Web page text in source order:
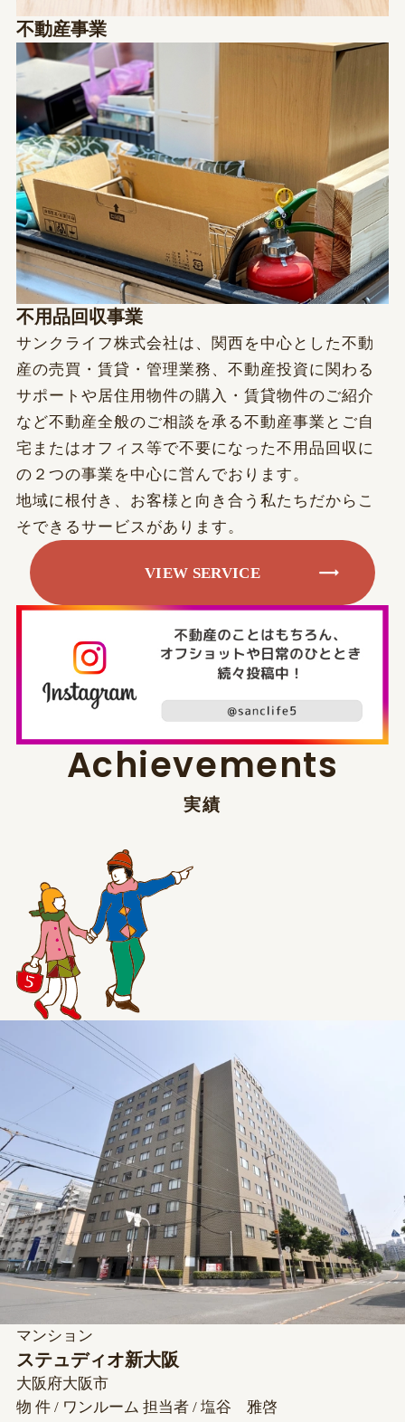
不動産事業
不用品回収事業
サンクライフ株式会社は、関西を中心とした不動
産の売買・賃貸・管理業務、不動産投資に関わる
サポートや居住用物件の購入・賃貸物件のご紹介
など不動産全般のご相談を承る不動産事業とご自
宅またはオフィス等で不要になった不用品回収に
の２つの事業を中心に営んでおります。
地域に根付き、お客様と向き合う私たちだからこ
そできるサービスがあります。
VIEW SERVICE
Achievements
実績
マンション
ステュディオ新大阪
大阪府大阪市
物 件 / ワンルーム 担当者 / 塩谷 雅啓